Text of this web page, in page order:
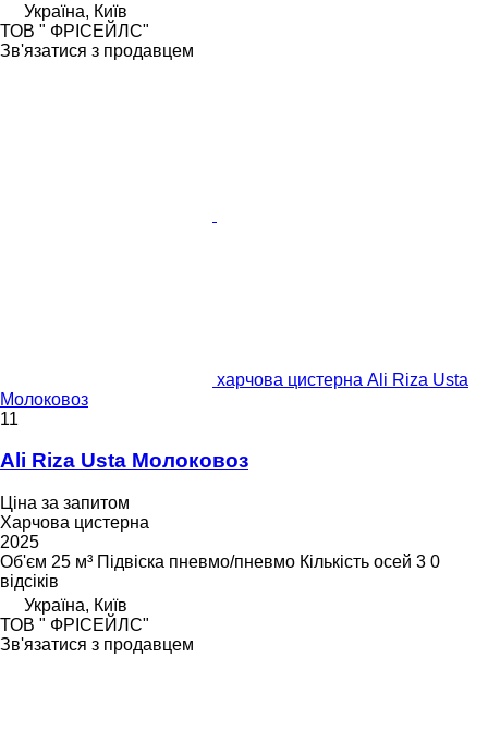
Україна, Київ
ТОВ " ФРІСЕЙЛС"
Зв'язатися з продавцем
харчова цистерна Ali Riza Usta
Молоковоз
11
Ali Riza Usta Молоковоз
Ціна за запитом
Харчова цистерна
2025
Об'єм 25 м³ Підвіска пневмо/пневмо Кількість осей 3 0
відсіків
Україна, Київ
ТОВ " ФРІСЕЙЛС"
Зв'язатися з продавцем